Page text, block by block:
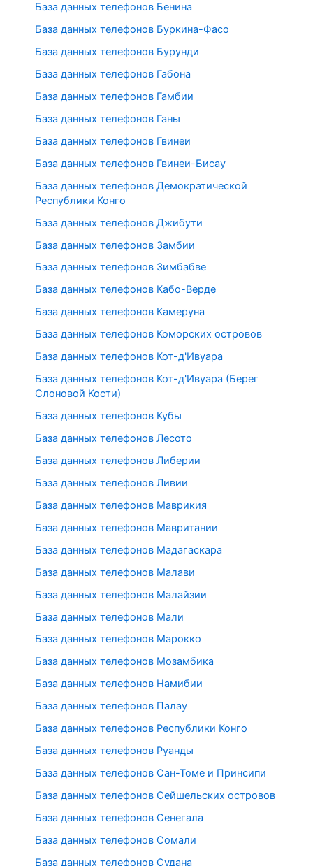
База данных телефонов Бенина
База данных телефонов Буркина-Фасо
База данных телефонов Бурунди
База данных телефонов Габона
База данных телефонов Гамбии
База данных телефонов Ганы
База данных телефонов Гвинеи
База данных телефонов Гвинеи-Бисау
База данных телефонов Демократической
Республики Конго
База данных телефонов Джибути
База данных телефонов Замбии
База данных телефонов Зимбабве
База данных телефонов Кабо-Верде
База данных телефонов Камеруна
База данных телефонов Коморских островов
База данных телефонов Кот-д'Ивуара
База данных телефонов Кот-д'Ивуара (Берег
Слоновой Кости)
База данных телефонов Кубы
База данных телефонов Лесото
База данных телефонов Либерии
База данных телефонов Ливии
База данных телефонов Маврикия
База данных телефонов Мавритании
База данных телефонов Мадагаскара
База данных телефонов Малави
База данных телефонов Малайзии
База данных телефонов Мали
База данных телефонов Марокко
База данных телефонов Мозамбика
База данных телефонов Намибии
База данных телефонов Палау
База данных телефонов Республики Конго
База данных телефонов Руанды
База данных телефонов Сан-Томе и Принсипи
База данных телефонов Сейшельских островов
База данных телефонов Сенегала
База данных телефонов Сомали
База данных телефонов Судана